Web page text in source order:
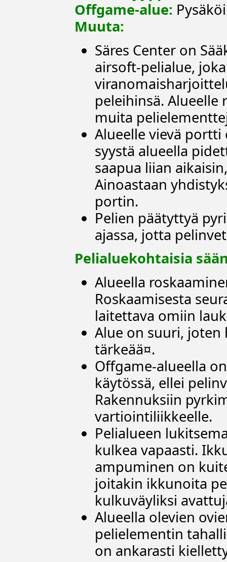
Offgame-alue:
Muuta:
Säres Center on
airsoft-pelialue,
peleihinsä.
muita
Alueelle vievä
syystä alueella
saapua liian
Ainoastaan
portin.
Pelien päätyttyä
ajassa, jotta
Pelialuekohtaisia
Alueella
Roskaamisesta
laitettava omiin
Alue on suuri,
tärkeää¤.
Offgame-alueella
käytössä, ellei
Rakennuksiin
vartiointiliikkeelle.
Pelialueen
kulkea vapaasti.
ampuminen on
joitakin ikkunoita
kulkuväyliksi
Alueella olevien
pelielementin
on ankarasti